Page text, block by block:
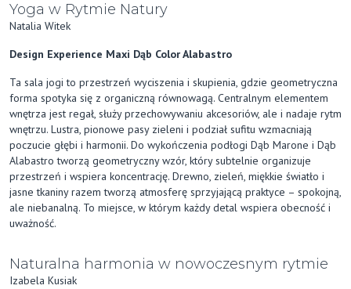
Yoga w Rytmie Natury
Natalia Witek
Design Experience Maxi Dąb Color Alabastro
Ta sala jogi to przestrzeń wyciszenia i skupienia, gdzie geometryczna
forma spotyka się z organiczną równowagą. Centralnym elementem
wnętrza jest regał, służy przechowywaniu akcesoriów, ale i nadaje rytm
wnętrzu. Lustra, pionowe pasy zieleni i podział sufitu wzmacniają
poczucie głębi i harmonii. Do wykończenia podłogi Dąb Marone i Dąb
Alabastro tworzą geometryczny wzór, który subtelnie organizuje
przestrzeń i wspiera koncentrację. Drewno, zieleń, miękkie światło i
jasne tkaniny razem tworzą atmosferę sprzyjającą praktyce – spokojną,
ale niebanalną. To miejsce, w którym każdy detal wspiera obecność i
uważność.
Naturalna harmonia w nowoczesnym rytmie
Izabela Kusiak